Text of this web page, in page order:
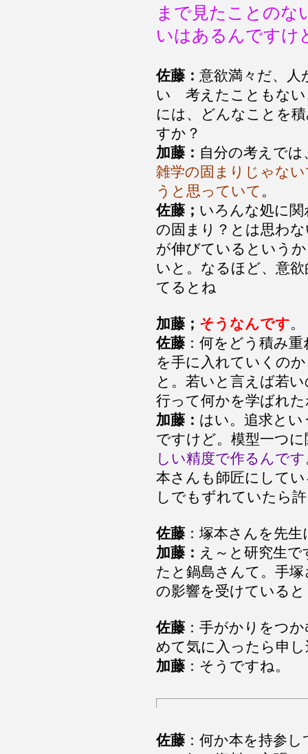
まで見たことのな
いはあるんですけ
佐藤： 意欲満々だ、
い 考えたこともない
には、どんなことを
すか？
加藤： 自分の考えでは
雑学の固まりじゃな
うと思っていて 。
佐藤； いろんな処に
の固まり？とは思わ
が伸びているという
いと。なるほど、意
てるとね
加藤； そうなんです。
佐藤 ：何をどう積み
を手に入れていくの
と。若いと言えば若
行って何かを学ばれ
加藤： はい。追求と
ですけど。模型一つ
しい精度で作るんです
本さんも師匠にして
しでもずれていたら
佐藤 ：塚本さんを先
加藤： え～と研究生
たと鍋島さんて。手
の影響を受けていると
佐藤 ：手がかりをつ
めて気に入ったら申
加藤 ：そうですね。
佐藤 ：何か本を持参